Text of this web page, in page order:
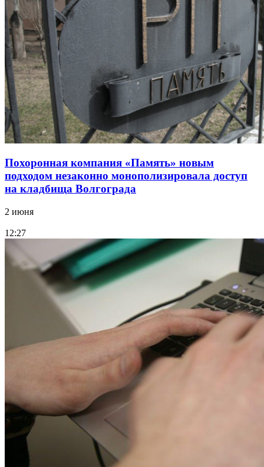
Похоронная компания «Память» новым
подходом незаконно монополизировала доступ
на кладбища Волгограда
2 июня
12:27